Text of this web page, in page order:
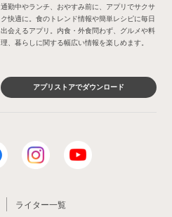
通勤中やランチ、おやすみ前に、アプリでサクサ
ク快適に。食のトレンド情報や簡単レシピに毎日
出会えるアプリ。内食・外食問わず、グルメや料
理、暮らしに関する幅広い情報を楽しめます。
アプリストアでダウンロード
ライター一覧